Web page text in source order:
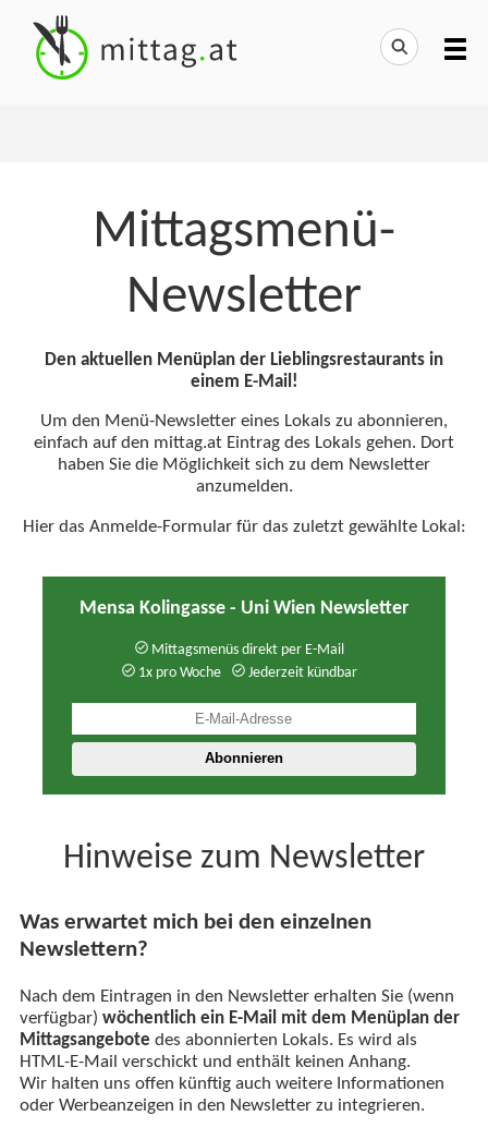
Mittagsmenü-
Newsletter
Den aktuellen Menüplan der Lieblingsrestaurants in
einem E-Mail!
Um den Menü-Newsletter eines Lokals zu abonnieren,
einfach auf den mittag.at Eintrag des Lokals gehen. Dort
haben Sie die Möglichkeit sich zu dem Newsletter
anzumelden.
Hier das Anmelde-Formular für das zuletzt gewählte Lokal:
Mensa Kolingasse - Uni Wien Newsletter
Mittagsmenüs direkt per E-Mail
1x pro Woche
Jederzeit kündbar
Hinweise zum Newsletter
Was erwartet mich bei den einzelnen
Newslettern?
Nach dem Eintragen in den Newsletter erhalten Sie (wenn
verfügbar) wöchentlich ein E-Mail mit dem Menüplan der
Mittagsangebote des abonnierten Lokals. Es wird als
HTML-E-Mail verschickt und enthält keinen Anhang.
Wir halten uns offen künftig auch weitere Informationen
oder Werbeanzeigen in den Newsletter zu integrieren.